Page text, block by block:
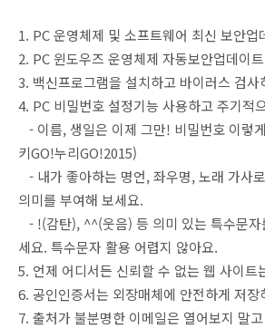
1. PC 운영체제 및 소프트웨어 최신 보안업
2. PC 윈도우즈 운영체제 자동보안업데이
3. 백신프로그램을 설치하고 바이러스 검사
4. PC 비밀번호 설정기능 사용하고 주기적
- 이름, 생일은 이제 그만! 비밀번호 이렇
키GO!누리GO!2015)
- 내가 좋아하는 명언, 좌우명, 노래 가사
의미를 부여해 보세요.
- !(감탄), ^^(웃음) 등 의미 있는 특수문자
세요. 특수문자 활용 어렵지 않아요.
5. 언제 어디서든 신뢰할 수 없는 웹 사이트
6. 공인인증서는 외장매체에 안전하게 저장
7. 출처가 불분명한 이메일은 열어보지 말